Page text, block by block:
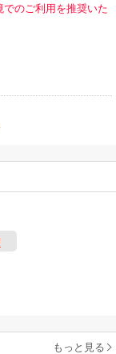
のご利用を推奨いた
もっと見る